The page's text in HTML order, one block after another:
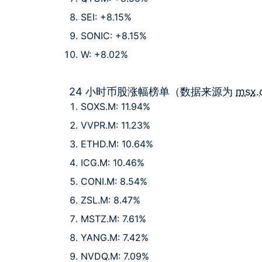
SEI: +8.15%
SONIC: +8.15%
W: +8.02%
24 小时币股涨幅榜单（数据来源为
SOXS.M: 11.94%
VVPR.M: 11.23%
ETHD.M: 10.64%
ICG.M: 10.46%
CONI.M: 8.54%
ZSL.M: 8.47%
MSTZ.M: 7.61%
YANG.M: 7.42%
NVDQ.M: 7.09%